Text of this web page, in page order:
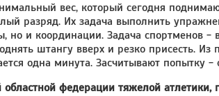
вес, который сегодня
разряд. Их задача выполнить
но и координации. Задача спортменов -
штангу вверх и резко присесть. Из
одна минута. Засчитывают попытку -
федерации тяжелой атлетики,